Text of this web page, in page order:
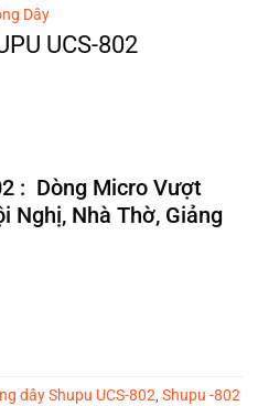
Dây
UCS-802
: Dòng Micro Vượt
Nghị, Nhà Thờ, Giảng
dây Shupu UCS-802, Shupu -802